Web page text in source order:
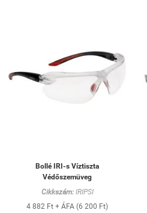
Bollé IRI-s Víztiszta
Védőszemüveg
Cikkszám:IRIPSI
4 882 Ft + ÁFA (6 200 Ft)